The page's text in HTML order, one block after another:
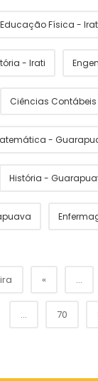
Educação Física -
- Irati
Ciências
-
História -
« ...
... 70